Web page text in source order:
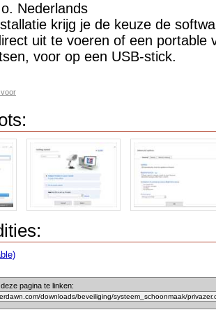
Nederlands
krijg je de keuze de
uit te voeren of een portable
voor op een USB-stick.
pagina te linken: